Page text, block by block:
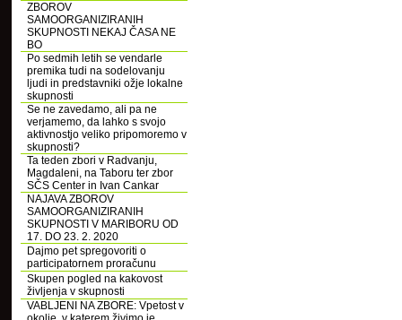
ZBOROV
SAMOORGANIZIRANIH
SKUPNOSTI NEKAJ ČASA NE
BO
Po sedmih letih se vendarle
premika tudi na sodelovanju
ljudi in predstavniki ožje lokalne
skupnosti
Se ne zavedamo, ali pa ne
verjamemo, da lahko s svojo
aktivnostjo veliko pripomoremo v
skupnosti?
Ta teden zbori v Radvanju,
Magdaleni, na Taboru ter zbor
SČS Center in Ivan Cankar
NAJAVA ZBOROV
SAMOORGANIZIRANIH
SKUPNOSTI V MARIBORU OD
17. DO 23. 2. 2020
Dajmo pet spregovoriti o
participatornem proračunu
Skupen pogled na kakovost
življenja v skupnosti
VABLJENI NA ZBORE: Vpetost v